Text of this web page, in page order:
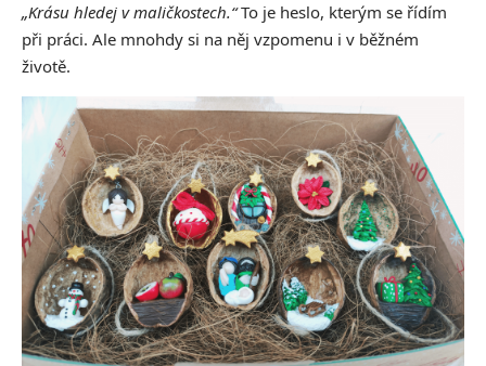
„Krásu hledej v maličkostech.“To je heslo, kterým se řídím
při práci. Ale mnohdy si na něj vzpomenu i v běžném
životě.